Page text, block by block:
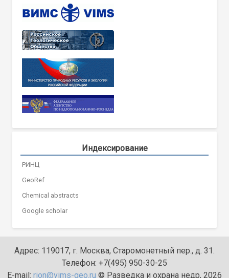
Индексирование
РИНЦ
GeoRef
Chemical abstracts
Google scholar
Адрес: 119017, г. Москва, Старомонетный пер., д. 31.
Телефон: +7(495) 950-30-25
E-mail: rion@vims-geo.ru © Разведка и охрана недр, 2026